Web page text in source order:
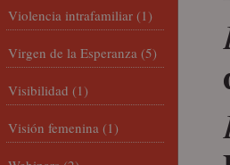
Violencia intrafamiliar (1)
Virgen de la Esperanza (5)
Visibilidad (1)
Visión femenina (1)